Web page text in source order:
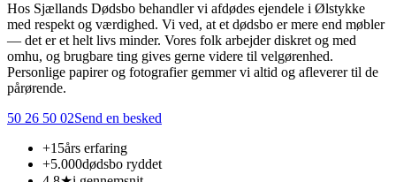
Hos Sjællands Dødsbo behandler vi afdødes ejendele i Ølstykke
med respekt og værdighed. Vi ved, at et dødsbo er mere end møbler
— det er et helt livs minder. Vores folk arbejder diskret og med
omhu, og brugbare ting gives gerne videre til velgørenhed.
Personlige papirer og fotografier gemmer vi altid og afleverer til de
pårørende.
50 26 50 02Send en besked
+15års erfaring
+5.000dødsbo ryddet